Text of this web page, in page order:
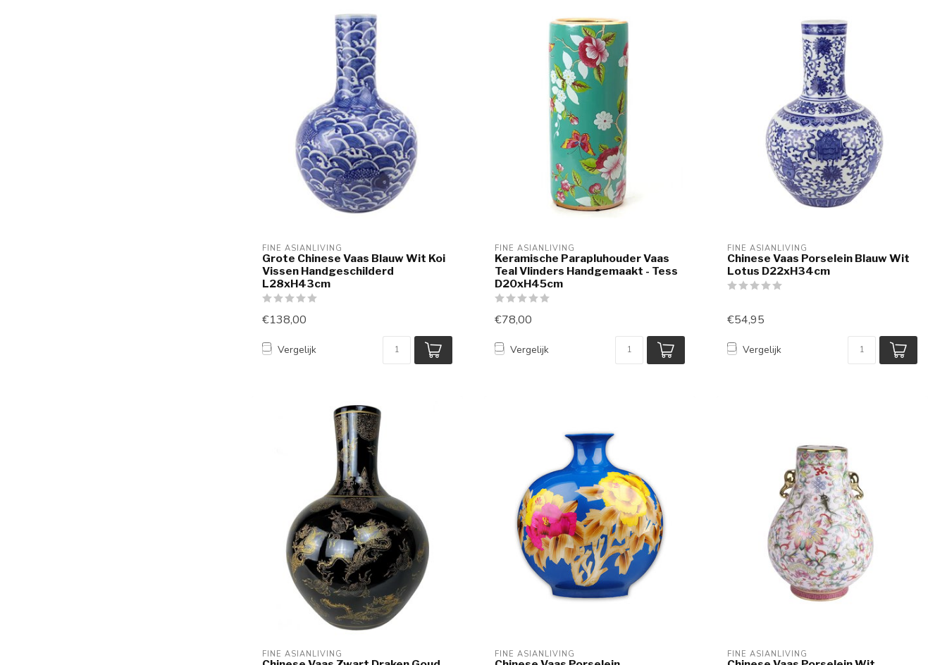
FINE ASIANLIVING
Grote Chinese Vaas Blauw Wit Koi
Vissen Handgeschilderd
L28xH43cm
€138,00
Vergelijk
FINE ASIANLIVING
Keramische Parapluhouder Vaas
Teal Vlinders Handgemaakt - Tess
D20xH45cm
€78,00
Vergelijk
FINE ASIANLIVING
Chinese Vaas Porselein Blauw Wit
Lotus D22xH34cm
€54,95
Vergelijk
FINE ASIANLIVING FINE ASIANLIVING FINE ASIANLIVING